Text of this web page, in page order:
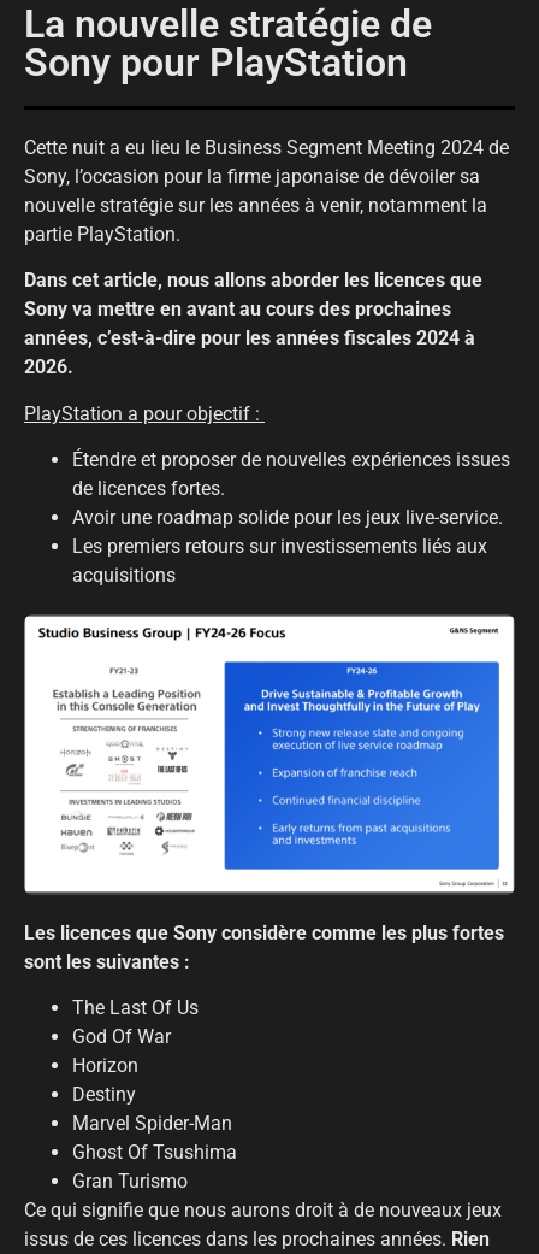
La nouvelle stratégie de
Sony pour PlayStation
Cette nuit a eu lieu le Business Segment Meeting 2024 de
Sony, l’occasion pour la firme japonaise de dévoiler sa
nouvelle stratégie sur les années à venir, notamment la
partie PlayStation.
Dans cet article, nous allons aborder les licences que
Sony va mettre en avant au cours des prochaines
années, c’est-à-dire pour les années fiscales 2024 à
2026.
PlayStation a pour objectif :
Étendre et proposer de nouvelles expériences issues
de licences fortes.
Avoir une roadmap solide pour les jeux live-service.
Les premiers retours sur investissements liés aux
acquisitions
Les licences que Sony considère comme les plus fortes
sont les suivantes :
The Last Of Us
God Of War
Horizon
Destiny
Marvel Spider-Man
Ghost Of Tsushima
Gran Turismo
Ce qui signifie que nous aurons droit à de nouveaux jeux
issus de ces licences dans les prochaines années. Rien